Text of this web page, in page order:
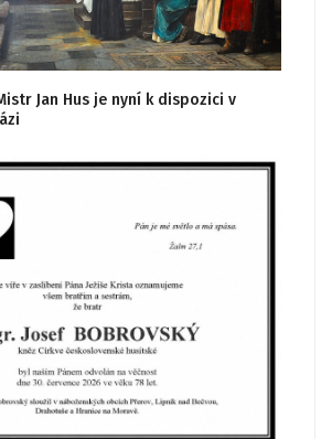
Jan Hus je nyní k dispozici v